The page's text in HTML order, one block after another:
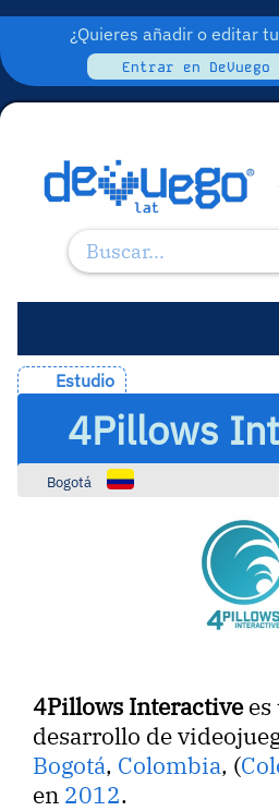
¿Quieres añadir o editar
Entrar en DeVuego
Estudio
4Pillows
Bogotá
4Pillows Interactivees
desarrollo de
Bogotá, Colombia, (
en 2012.